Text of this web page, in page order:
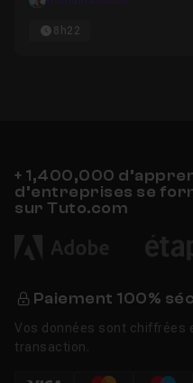
8h22
+ 1,400,000
d’entreprises se
sur Tuto.com
Paiement 100%
Vos données sont chiffrées
transaction.